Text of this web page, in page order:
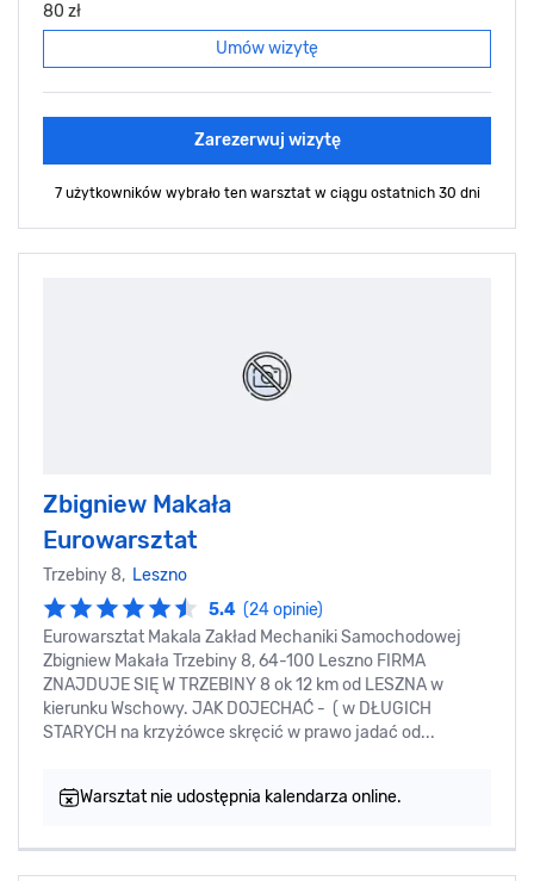
80 zł
Umów wizytę
Zarezerwuj wizytę
7 użytkowników wybrało ten warsztat w ciągu ostatnich 30 dni
Zbigniew Makała
Eurowarsztat
Trzebiny 8, Leszno
5.4 (24 opinie)
Eurowarsztat Makala Zakład Mechaniki Samochodowej
Zbigniew Makała Trzebiny 8, 64-100 Leszno FIRMA
ZNAJDUJE SIĘ W TRZEBINY 8 ok 12 km od LESZNA w
kierunku Wschowy. JAK DOJECHAĆ - ( w DŁUGICH
STARYCH na krzyżówce skręcić w prawo jadać od...
Warsztat nie udostępnia kalendarza online.